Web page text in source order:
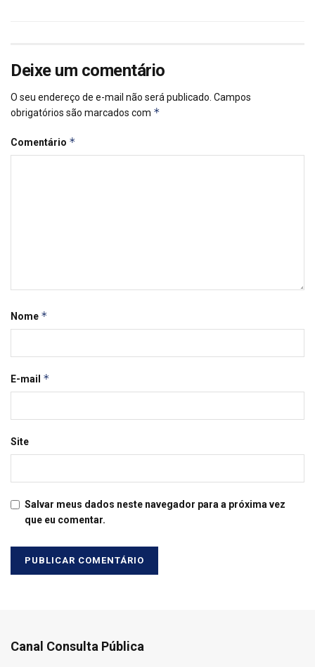
Deixe um comentário
O seu endereço de e-mail não será publicado. Campos
obrigatórios são marcados com *
Comentário *
Nome *
E-mail *
Site
Salvar meus dados neste navegador para a próxima vez
que eu comentar.
Canal Consulta Pública